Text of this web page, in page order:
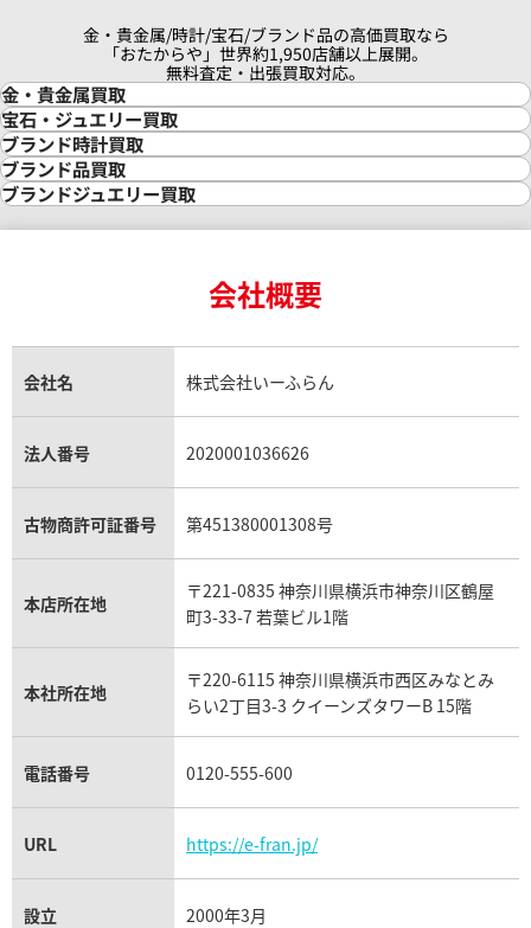
金・貴金属/時計/宝石/ブランド品の高価買取なら
「おたからや」世界約1,950店舗以上展開。
無料査定・出張買取対応。
金・貴金属買取
金買取
金の相場価格情報
金の参考買取価格一覧
インゴット買取
インゴットの相場価格情報
24金買取
金貨買取
貴金属買取
銀・シルバー買取
パラジウム買取
宝石・ジュエリー買取
宝石・ジュエリー買取
ダイヤモンド買取
ダイヤモンド・宝石の参考価格一覧
リング・結婚指輪買取
エメラルド買取
トパーズ買取
タンザナイト買取
キャッツアイ買取
アクアマリン買取
ブランド時計買取
時計買取
ロレックス買取
ロレックス デイトナ買取
ロレックス サブマリーナー買取
ロレックス エクスプローラー買取
ロレックス デイトジャスト買取
パテック フィリップノーチラス買取
ヴァシュロン・コンスタンタン買取
オメガ買取
カルティエ買取
フランク ミュラー買取
リシャール・ミル買取
パネライ買取
チューダー（チュードル）買取
ブランド品買取
ブランド買取
シャネル マトラッセ買取
セリーヌ買取
プラダ買取
ブランドジュエリー買取
ヴァンクリーフ＆アーペル買取
ショーメ買取
ダミアーニ買取
モーブッサン買取
会社概要
会社名 株式会社いーふらん
法人番号 2020001036626
古物商許可証番号 第451380001308号
本店所在地
〒221-0835 神奈川県横浜市神奈川区鶴屋
町3-33-7 若葉ビル1階
本社所在地
〒220-6115 神奈川県横浜市西区みなとみ
らい2丁目3-3 クイーンズタワーB 15階
電話番号 0120-555-600
URL https://e-fran.jp/
設立 2000年3月